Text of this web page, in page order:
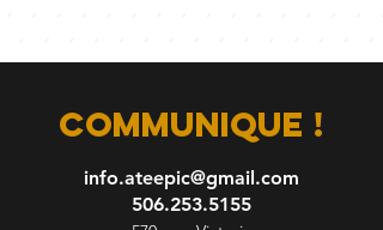
communique !
info.ateepic@gmail.com
506.253.5155